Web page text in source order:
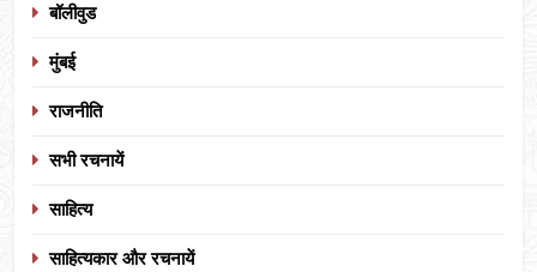
बॉलीवुड
मुंबई
राजनीति
सभी रचनायें
साहित्य
साहित्यकार और रचनायें